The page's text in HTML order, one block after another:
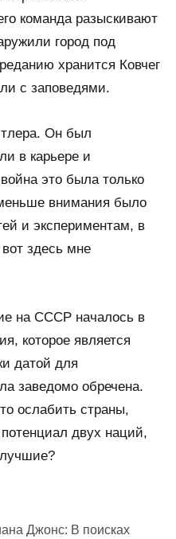
команда разыскивают
город под
хранится Ковчег
с заповедями.
Он был
в карьере и
это была только
внимания было
и экспериментам, в
здесь мне
на СССР началось в
которое является
датой для
заведомо обречена.
ослабить страны,
двух наций,
Джонс: В поисках